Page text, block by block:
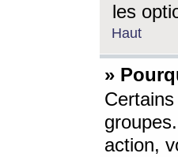
les
Haut
»
action,